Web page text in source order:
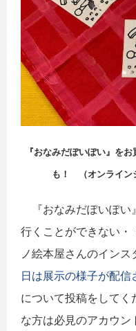
『おなみだぽいぽい』を
も！ （オンライン
『おなみだぽいぽい
行くことができない
ノ絵本屋さんのイン
日は展示の様子が配信
について投稿をしてく
な方は必見のアカウン